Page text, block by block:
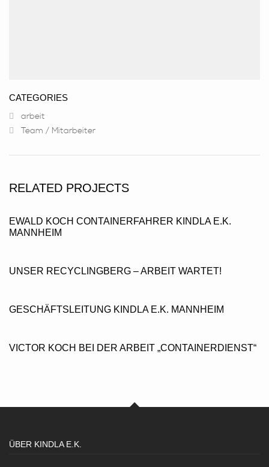
CATEGORIES
arbeit
Team / Mitarbeiter
RELATED PROJECTS
EWALD KOCH CONTAINERFAHRER KINDLA E.K.
MANNHEIM
UNSER RECYCLINGBERG – ARBEIT WARTET!
GESCHÄFTSLEITUNG KINDLA E.K. MANNHEIM
VICTOR KOCH BEI DER ARBEIT „CONTAINERDIENST“
ÜBER KINDLA E.K.